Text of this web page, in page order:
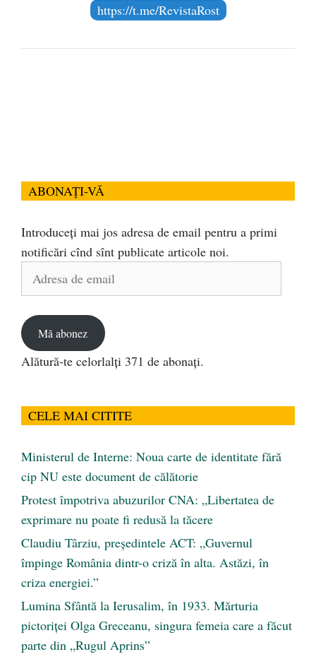
https://t.me/RevistaRost
ABONAȚI-VĂ
Introduceți mai jos adresa de email pentru a primi
notificări cînd sînt publicate articole noi.
Adresa
Mă abonez
Alătură-te celorlalți 371 de abonați.
CELE MAI CITITE
Ministerul de Interne: Noua carte de identitate fără
cip NU este document de călătorie
Protest împotriva abuzurilor CNA: „Libertatea de
exprimare nu poate fi redusă la tăcere
Claudiu Târziu, președintele ACT: „Guvernul
împinge România dintr-o criză în alta. Astăzi, în
criza energiei.”
Lumina Sfântă la Ierusalim, în 1933. Mărturia
pictoriței Olga Greceanu, singura femeia care a făcut
parte din „Rugul Aprins”